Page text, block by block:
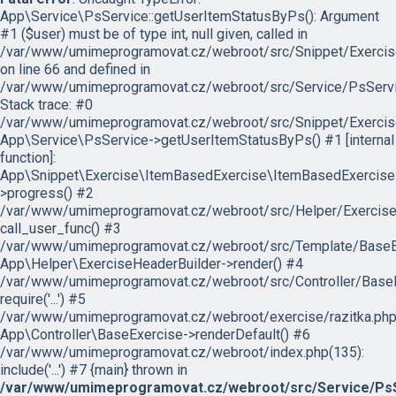
App\Service\PsService::getUserItemStatusByPs(): Argument
#1 ($user) must be of type int, null given, called in
/var/www/umimeprogramovat.cz/webroot/src/Snippet/
on line 66 and defined in
/var/www/umimeprogramovat.cz/webroot/src/Service/
Stack trace: #0
/var/www/umimeprogramovat.cz/webroot/src/Snippet/
App\Service\PsService->getUserItemStatusByPs() #1 [internal
function]:
>progress() #2
/var/www/umimeprogramovat.cz/webroot/src/Helper/
call_user_func() #3
/var/www/umimeprogramovat.cz/webroot/src/Template/
App\Helper\ExerciseHeaderBuilder->render() #4
/var/www/umimeprogramovat.cz/webroot/src/Controller/
require('...') #5
/var/www/umimeprogramovat.cz/webroot/exercise/
App\Controller\BaseExercise->renderDefault() #6
/var/www/umimeprogramovat.cz/webroot/index.php(135):
include('...') #7 {main} thrown in
/var/www/umimeprogramovat.cz/webroot/src/Service/